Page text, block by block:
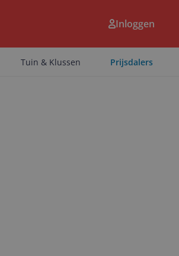
Inloggen
Tuin & Klussen Prijsdalers